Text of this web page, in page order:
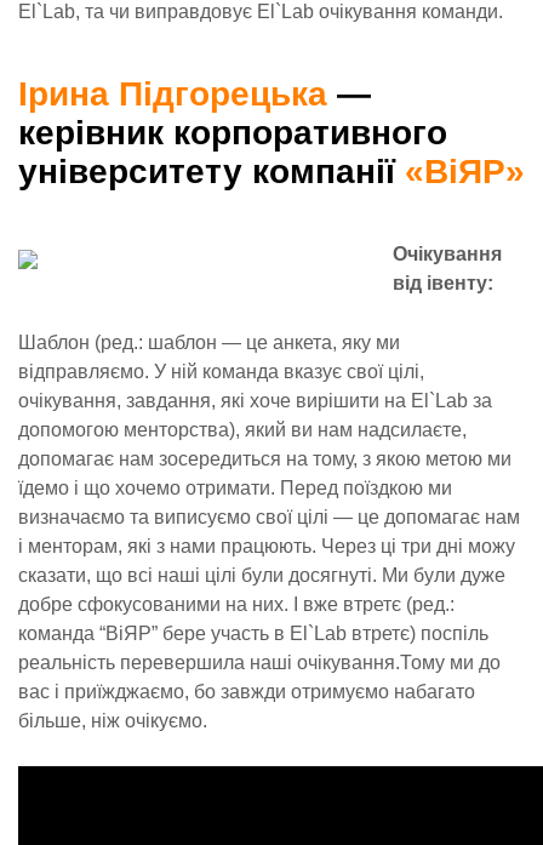
El`Lab, та чи виправдовує El`Lab очікування команди.
Ірина Підгорецька —
керівник корпоративного
університету компанії «ВіЯР»
Очікування
від івенту:
Шаблон (ред.: шаблон — це анкета, яку ми
відправляємо. У ній команда вказує свої цілі,
очікування, завдання, які хоче вирішити на El`Lab за
допомогою менторства), який ви нам надсилаєте,
допомагає нам зосередиться на тому, з якою метою ми
їдемо і що хочемо отримати. Перед поїздкою ми
визначаємо та виписуємо свої цілі — це допомагає нам
і менторам, які з нами працюють. Через ці три дні можу
сказати, що всі наші цілі були досягнуті. Ми були дуже
добре сфокусованими на них. І вже втретє (ред.:
команда “ВіЯР” бере участь в El`Lab втретє) поспіль
реальність перевершила наші очікування.Тому ми до
вас і приїжджаємо, бо завжди отримуємо набагато
більше, ніж очікуємо.